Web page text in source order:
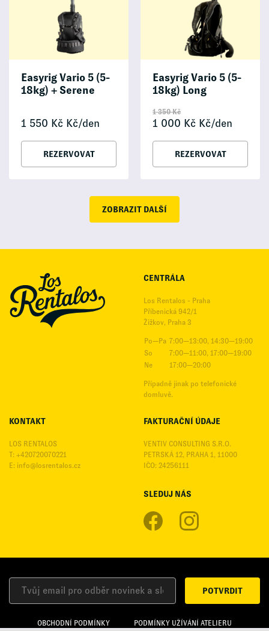
Easyrig Vario 5 (5-
18kg) + Serene
1 550 Kč Kč/den
REZERVOVAT
Easyrig Vario 5 (5-
18kg) Long
1 350 Kč
1 000 Kč Kč/den
REZERVOVAT
ZOBRAZIT DALŠÍ
CENTRÁLA
Los Rentalos - Praha
Příbenická 942/1
Žižkov, Praha 3
Po—Pa 7:00—13:00, 14:30—19:00
So
7:00—11:00, 17:00—19:00
Ne
17:00—20:00
Případně jinak po telefonické
domluvě.
KONTAKT
LOS RENTALOS
T: +420720070221
E: info@losrentalos.cz
FAKTURAČNÍ ÚDAJE
VENTIV CONSULTING S.R.O.
PETRSKÁ 12, PRAHA 1, 11000
IČO: 24256111
SLEDUJ NÁS
POTVRDIT
OBCHODNÍ PODMÍNKY PODMÍNKY UŽÍVÁNÍ ATELIERU